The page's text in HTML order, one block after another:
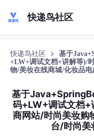
快递鸟社区
快递鸟社区
基于
+LW+调试文档+讲解等)/
物/美妆在线商城/化妆品
基于
码+LW+调试文档
商网站/时尚美妆购
台/时尚美